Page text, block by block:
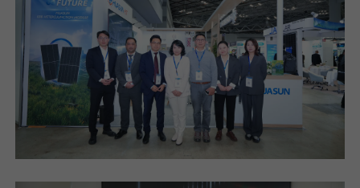
提
交